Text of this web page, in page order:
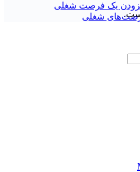
یک فرصت شغلی
شغلی